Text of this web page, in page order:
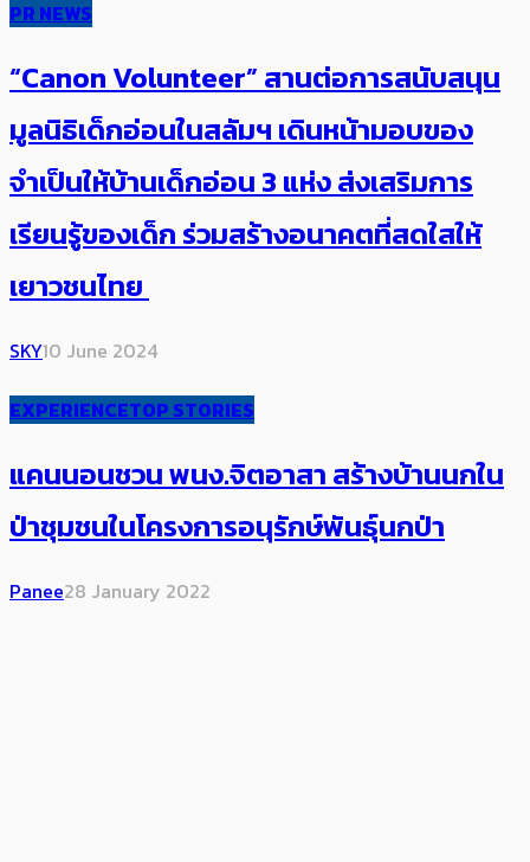
PR NEWS
“Canon Volunteer” สานต่อการสนับสนุน
มูลนิธิเด็กอ่อนในสลัมฯ เดินหน้ามอบของ
จำเป็นให้บ้านเด็กอ่อน 3 แห่ง ส่งเสริมการ
เรียนรู้ของเด็ก ร่วมสร้างอนาคตที่สดใสให้
เยาวชนไทย
SKY10 June 2024
EXPERIENCETOP STORIES
แคนนอนชวน พนง.จิตอาสา สร้างบ้านนกใน
ป่าชุมชนในโครงการอนุรักษ์พันธุ์นกป่า
Panee28 January 2022